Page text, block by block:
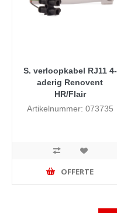
S. verloopkabel RJ11 4-
aderig Renovent
HR/Flair
Artikelnummer: 073735
OFFERTE